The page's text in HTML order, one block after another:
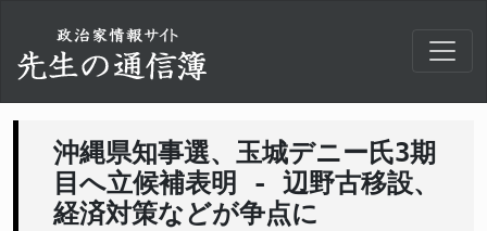
沖縄県知事選、玉城デニー氏3期
目へ立候補表明 - 辺野古移設、
経済対策などが争点に